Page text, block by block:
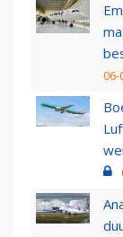
06-